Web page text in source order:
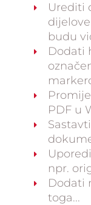
Urediti
budu
Dodati
PDF u
npr.
Dodati
toga...